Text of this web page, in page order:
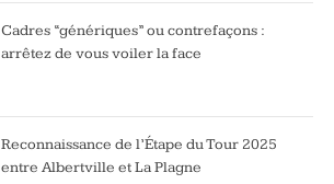
Cadres “génériques” ou contrefaçons :
arrêtez de vous voiler la face
Reconnaissance de l’Étape du Tour 2025
entre Albertville et La Plagne